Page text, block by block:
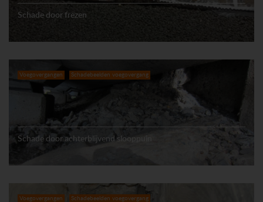
Schade door frezen
Voegovergangen Schadebeelden voegovergang
Schade door achterblijvend slooppuin
Voegovergangen Schadebeelden voegovergang